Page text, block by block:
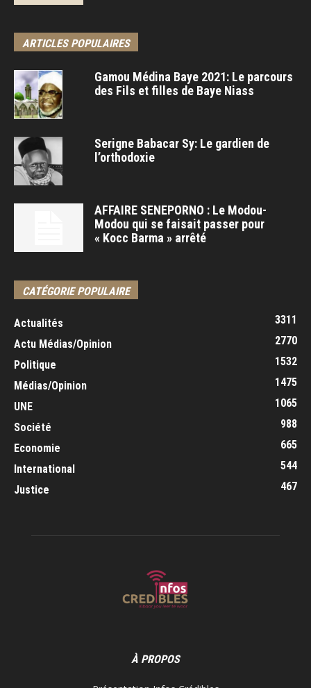
ARTICLES POPULAIRES
Gamou Médina Baye 2021: Le parcours
des Fils et filles de Baye Niass
Serigne Babacar Sy: Le gardien de
l’orthodoxie
AFFAIRE SENEPORNO : Le Modou-
Modou qui se faisait passer pour
« Kocc Barma » arrêté
CATÉGORIE POPULAIRE
Actualités
3311
Actu Médias/Opinion
2770
Politique
1532
Médias/Opinion
1475
UNE
1065
Société
988
Economie
665
International
544
Justice
467
À PROPOS